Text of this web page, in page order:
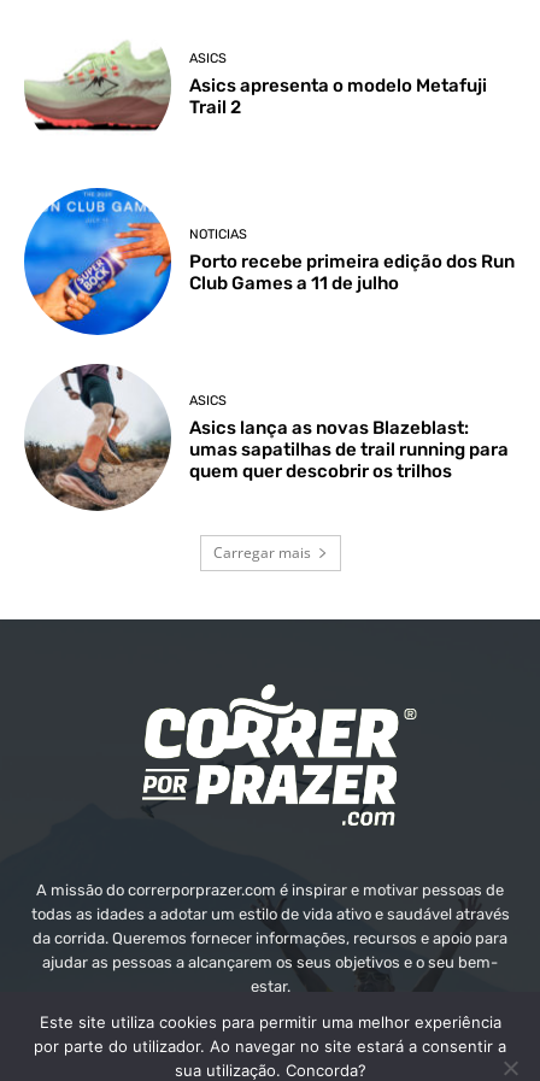
ASICS
Asics apresenta o modelo Metafuji
Trail 2
NOTICIAS
Porto recebe primeira edição dos Run
Club Games a 11 de julho
ASICS
Asics lança as novas Blazeblast:
umas sapatilhas de trail running para
quem quer descobrir os trilhos
Carregar mais
A missão do correrporprazer.com é inspirar e motivar pessoas de
todas as idades a adotar um estilo de vida ativo e saudável através
da corrida. Queremos fornecer informações, recursos e apoio para
ajudar as pessoas a alcançarem os seus objetivos e o seu bem-
estar.
Contate-nos:info@correrporprazer.com
Este site utiliza cookies para permitir uma melhor experiência
por parte do utilizador. Ao navegar no site estará a consentir a
sua utilização. Concorda?